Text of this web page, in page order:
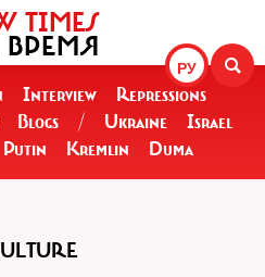
РУ
TIMES
Interview
Repressions
Blogs / Ukraine
Israel
Putin Kremlin Duma